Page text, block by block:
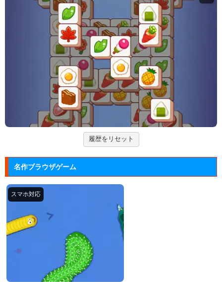
Mole Kingdom De...
モグラ王国のヒーローたちがチームで敵の侵攻を食い
止める防衛ゲ...
アドファイ ウェブ版
回転する球体をリズムに合わせてクリックして進ませ
る音楽ゲーム...
ジュエルカラーリング
宝石を入れ替えて床と同じ色に揃えるカラーパズルゲ
ーム。
大乱闘スマッシュブラザーズフラ...
任天堂の大乱闘スマッシュブラザーズをブラウザゲー
ムで再現した...
履歴をリセット
名作ブラウザゲーム